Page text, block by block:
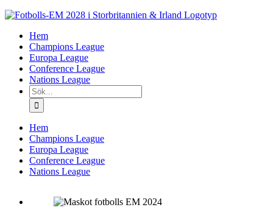
Fortsätt
innehållet
Hem
Champions League
Europa League
Conference League
Nations League
Sök
efter:
Hem
Champions League
Europa League
Conference League
Nations League